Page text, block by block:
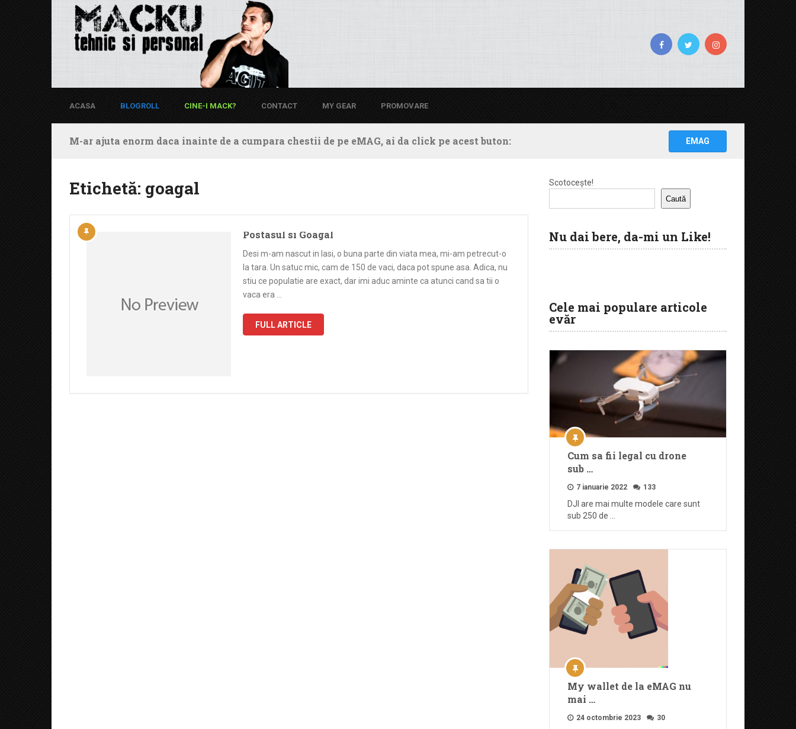
ACASA BLOGROLL CINE-I MACK? CONTACT MY GEAR PROMOVARE
M-ar ajuta enorm daca inainte de a cumpara chestii de pe eMAG, ai da click pe acest buton: EMAG
Etichetă: goagal
Postasul si Goagal
Desi m-am nascut in Iasi, o buna parte din viata mea, mi-am petrecut-o
la tara. Un satuc mic, cam de 150 de vaci, daca pot spune asa. Adica, nu
stiu ce populatie are exact, dar imi aduc aminte ca atunci cand sa tii o
vaca era …
FULL ARTICLE
Scotocește!
Caută
Nu dai bere, da-mi un Like!
Cele mai populare articole
evăr
Cum sa fii legal cu drone
sub …
7 ianuarie 2022 133
DJI are mai multe modele care sunt
sub 250 de …
My wallet de la eMAG nu
mai …
24 octombrie 2023 30